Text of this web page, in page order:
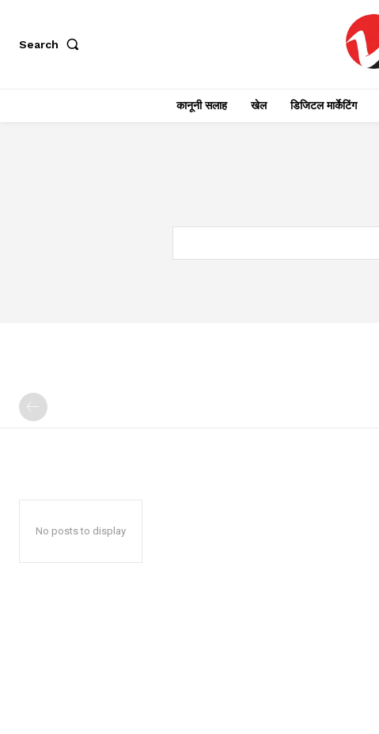
Search
कानूनी सलाह खेल डिजिटल मार्केटिंग
No posts to display